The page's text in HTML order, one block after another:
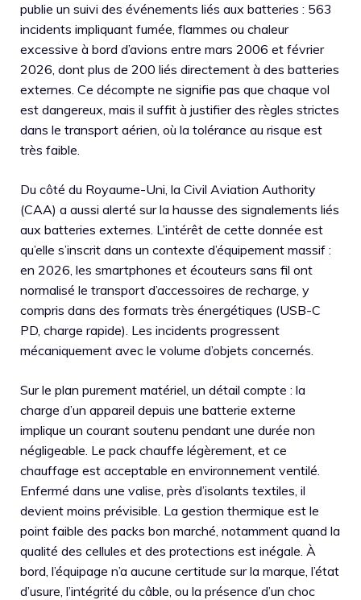
publie un suivi des événements liés aux batteries : 563
incidents impliquant fumée, flammes ou chaleur
excessive à bord d’avions entre mars 2006 et février
2026, dont plus de 200 liés directement à des batteries
externes. Ce décompte ne signifie pas que chaque vol
est dangereux, mais il suffit à justifier des règles strictes
dans le transport aérien, où la tolérance au risque est
très faible.
Du côté du Royaume-Uni, la Civil Aviation Authority
(CAA) a aussi alerté sur la hausse des signalements liés
aux batteries externes. L’intérêt de cette donnée est
qu’elle s’inscrit dans un contexte d’équipement massif :
en 2026, les smartphones et écouteurs sans fil ont
normalisé le transport d’accessoires de recharge, y
compris dans des formats très énergétiques (USB-C
PD, charge rapide). Les incidents progressent
mécaniquement avec le volume d’objets concernés.
Sur le plan purement matériel, un détail compte : la
charge d’un appareil depuis une batterie externe
implique un courant soutenu pendant une durée non
négligeable. Le pack chauffe légèrement, et ce
chauffage est acceptable en environnement ventilé.
Enfermé dans une valise, près d’isolants textiles, il
devient moins prévisible. La gestion thermique est le
point faible des packs bon marché, notamment quand la
qualité des cellules et des protections est inégale. À
bord, l’équipage n’a aucune certitude sur la marque, l’état
d’usure, l’intégrité du câble, ou la présence d’un choc